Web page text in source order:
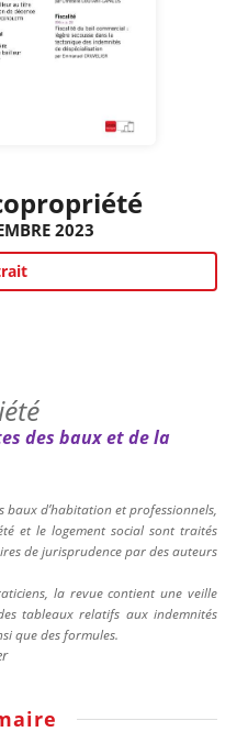
2023
des baux et de la
baux d’habitation et professionnels,
et le logement social sont traités
de jurisprudence par des auteurs
la revue contient une veille
tableaux relatifs aux indemnités
que des formules.